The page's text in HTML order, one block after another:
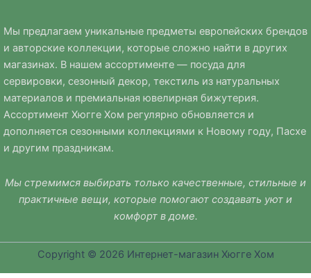
Мы предлагаем уникальные предметы европейских брендов
и авторские коллекции, которые сложно найти в других
магазинах. В нашем ассортименте — посуда для
сервировки, сезонный декор, текстиль из натуральных
материалов и премиальная ювелирная бижутерия.
Ассортимент Хюгге Хом регулярно обновляется и
дополняется сезонными коллекциями к Новому году, Пасхе
и другим праздникам.
Мы стремимся выбирать только качественные, стильные и
практичные вещи, которые помогают создавать уют и
комфорт в доме.
Copyright © 2026 Интернет-магазин Хюгге Хом